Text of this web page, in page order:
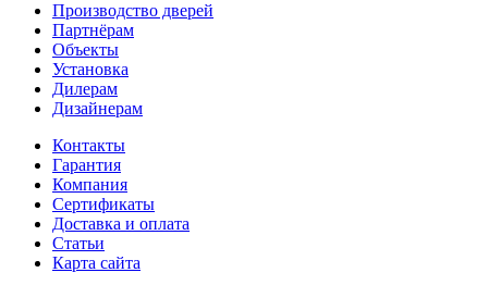
Производство дверей
Партнёрам
Объекты
Установка
Дилерам
Дизайнерам
Контакты
Гарантия
Компания
Сертификаты
Доставка и оплата
Статьи
Карта сайта